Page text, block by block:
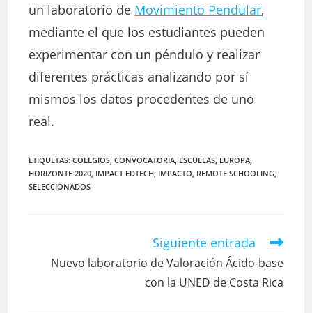
un laboratorio de Movimiento Pendular,
mediante el que los estudiantes pueden
experimentar con un péndulo y realizar
diferentes prácticas analizando por sí
mismos los datos procedentes de uno
real.
ETIQUETAS:COLEGIOS CONVOCATORIA ESCUELAS EUROPA
HORIZONTE 2020 IMPACT EDTECH IMPACTO REMOTE SCHOOLING
SELECCIONADOS
artículos
Siguiente entrada
Nuevo laboratorio de Valoración Ácido-base
con la UNED de Costa Rica